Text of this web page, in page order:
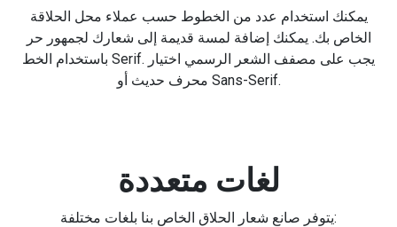
يمكنك استخدام عدد من الخطوط حسب عملاء محل الحلاقة
الخاص بك. يمكنك إضافة لمسة قديمة إلى شعارك لجمهور حر
باستخدام الخط Serif. يجب على مصفف الشعر الرسمي اختيار
محرف حديث أو Sans-Serif.
لغات متعددة
يتوفر صانع شعار الحلاق الخاص بنا بلغات مختلفة: